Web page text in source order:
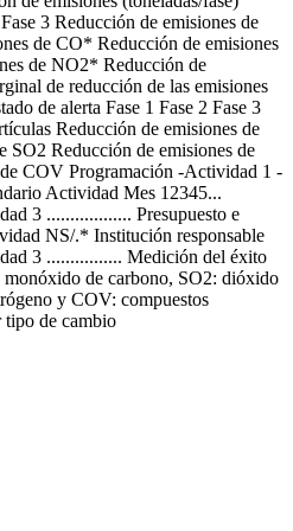
3 Reducción de emisiones de
de CO* Reducción de emisiones
de NO2* Reducción de
de reducción de las emisiones
de alerta Fase 1 Fase 2 Fase 3
Reducción de emisiones de
SO2 Reducción de emisiones de
COV Programación -Actividad 1 -
Actividad Mes 12345...
3 .................. Presupuesto e
NS/.* Institución responsable
3 ................ Medición del éxito
de carbono, SO2: dióxido
y COV: compuestos
de cambio